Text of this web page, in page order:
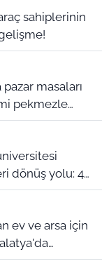
pekmezle
o harle
dönüş yolu: 4
başladı!